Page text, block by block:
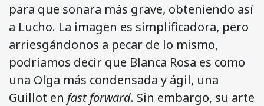
para que sonara más grave, obteniendo así
a Lucho. La imagen es simplificadora, pero
arriesgándonos a pecar de lo mismo,
podríamos decir que Blanca Rosa es como
una Olga más condensada y ágil, una
Guillot en fast forward. Sin embargo, su arte